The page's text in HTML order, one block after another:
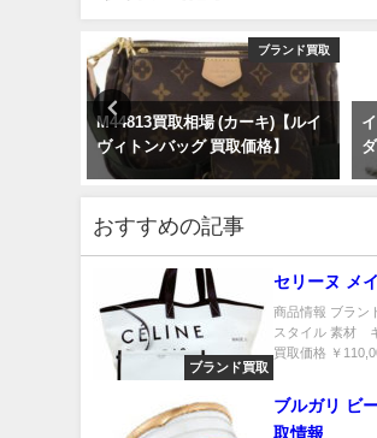
ブランド買取
M44813買取相場 (カーキ)【ルイ
ヴィトンバッグ 買取価格】
おすすめの記事
ブランド買取
セリーヌ メ
商品情報 ブラ
スタイル 素材
買取価格 ￥
ブルガリ ビ
取情報